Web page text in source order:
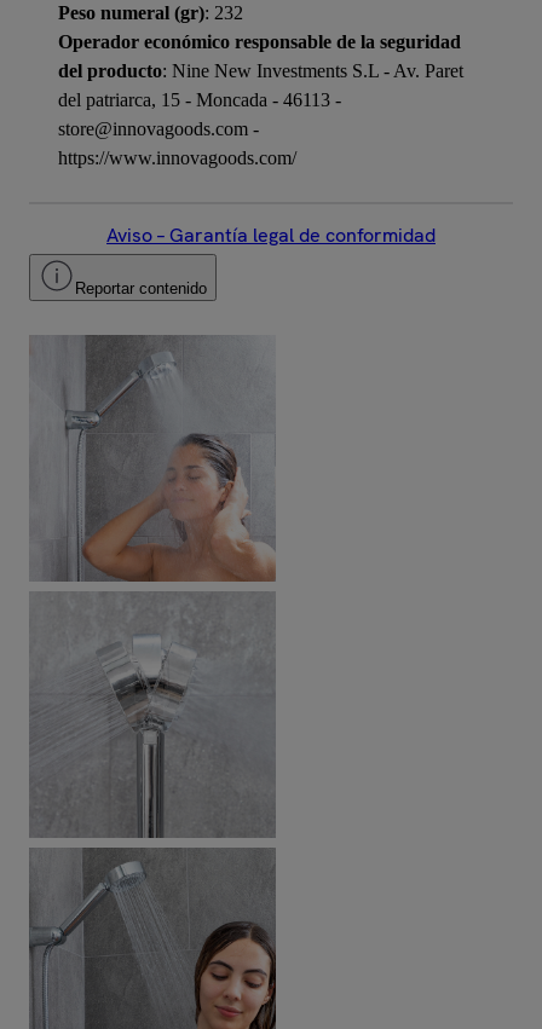
Peso numeral (gr): 232
Operador económico responsable de la seguridad
del producto: Nine New Investments S.L - Av. Paret
del patriarca, 15 - Moncada - 46113 -
store@innovagoods.com -
https://www.innovagoods.com/
Aviso – Garantía legal de conformidad
Reportar contenido